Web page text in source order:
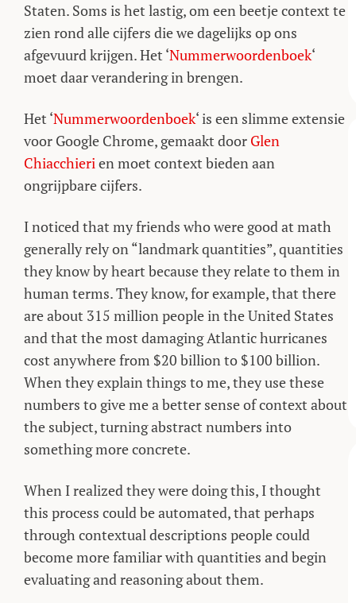
Staten. Soms is het lastig, om een beetje context te
zien rond alle cijfers die we dagelijks op ons
afgevuurd krijgen. Het ‘Nummerwoordenboek‘
moet daar verandering in brengen.
Het ‘Nummerwoordenboek‘ is een slimme extensie
voor Google Chrome, gemaakt door Glen
Chiacchierien moet context bieden aan
ongrijpbare cijfers.
I noticed that my friends who were good at math
generally rely on “landmark quantities”, quantities
they know by heart because they relate to them in
human terms. They know, for example, that there
are about 315 million people in the United States
and that the most damaging Atlantic hurricanes
cost anywhere from $20 billion to $100 billion.
When they explain things to me, they use these
numbers to give me a better sense of context about
the subject, turning abstract numbers into
something more concrete.
When I realized they were doing this, I thought
this process could be automated, that perhaps
through contextual descriptions people could
become more familiar with quantities and begin
evaluating and reasoning about them.